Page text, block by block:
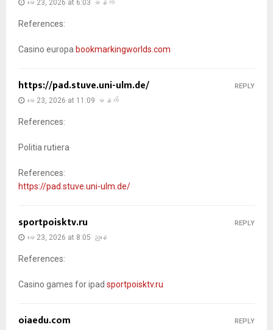
မေ 23, 2026 at 6:03 မနက်
References:
Casino europa bookmarkingworlds.com
https://pad.stuve.uni-ulm.de/
မေ 23, 2026 at 11:09 မနက်
References:
Politia rutiera
References:
https://pad.stuve.uni-ulm.de/
REPLY
sportpoisktv.ru
မေ 23, 2026 at 8:05 ညနေ
References:
Casino games for ipad sportpoisktv.ru
REPLY
oiaedu.com REPLY